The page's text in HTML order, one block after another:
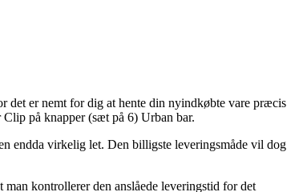
det er nemt for dig at hente din nyindkøbte vare præcis
på knapper (sæt på 6) Urban bar.
endda virkelig let. Den billigste leveringsmåde vil dog
kontrollerer den anslåede leveringstid for det